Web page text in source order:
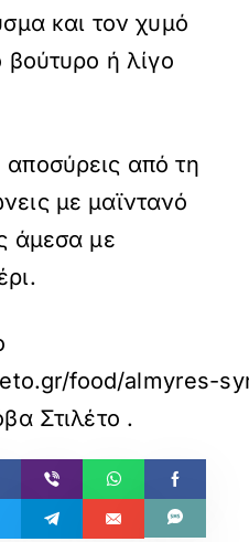
και τον χυμό
βούτυρο ή λίγο
από τη
με μαϊντανό
άμεσα με
food/almyres-
Στιλέτο .